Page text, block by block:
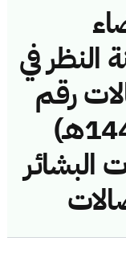
النظر في
رقم
(42747104/ق/1443هـ)
البشائر